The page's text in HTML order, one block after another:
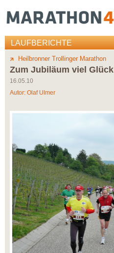
LAUFBERICHTE
Heilbronner Trollinger Marathon
Zum Jubiläum viel Glück
16.05.10
Autor: Olaf Ulmer